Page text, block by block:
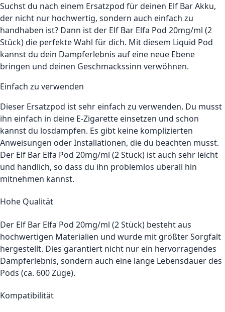
Suchst du nach einem Ersatzpod für deinen Elf Bar Akku,
der nicht nur hochwertig, sondern auch einfach zu
handhaben ist? Dann ist der Elf Bar Elfa Pod 20mg/ml (2
Stück) die perfekte Wahl für dich. Mit diesem Liquid Pod
kannst du dein Dampferlebnis auf eine neue Ebene
bringen und deinen Geschmackssinn verwöhnen.
Einfach zu verwenden
Dieser Ersatzpod ist sehr einfach zu verwenden. Du musst
ihn einfach in deine E-Zigarette einsetzen und schon
kannst du losdampfen. Es gibt keine komplizierten
Anweisungen oder Installationen, die du beachten musst.
Der Elf Bar Elfa Pod 20mg/ml (2 Stück) ist auch sehr leicht
und handlich, so dass du ihn problemlos überall hin
mitnehmen kannst.
Hohe Qualität
Der Elf Bar Elfa Pod 20mg/ml (2 Stück) besteht aus
hochwertigen Materialien und wurde mit größter Sorgfalt
hergestellt. Dies garantiert nicht nur ein hervorragendes
Dampferlebnis, sondern auch eine lange Lebensdauer des
Pods (ca. 600 Züge).
Kompatibilität